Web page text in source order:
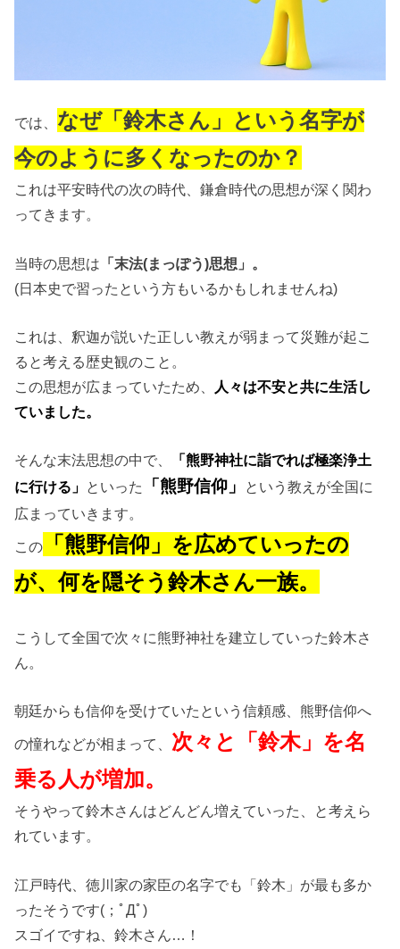
では、 なぜ「鈴木さん」という名字が
今のように多くなったのか？
これは平安時代の次の時代、鎌倉時代の思想が深く関わ
ってきます。
当時の思想は 「末法(まっぽう)思想」。
(日本史で習ったという方もいるかもしれませんね)
これは、釈迦が説いた正しい教えが弱まって災難が起こ
ると考える歴史観のこと。
この思想が広まっていたため、
人々は不安と共に生活し
ていました。
そんな末法思想の中で、
「熊野神社に詣でれば極楽浄土
に行ける」 といった 「熊野信仰」
という教えが全国に
広まっていきます。
この
「熊野信仰」を広めていったの
が、何を隠そう鈴木さん一族。
こうして全国で次々に熊野神社を建立していった鈴木さ
ん。
朝廷からも信仰を受けていたという信頼感、熊野信仰へ
の憧れなどが相まって、 次々と「鈴木」を名
乗る人が増加。
そうやって鈴木さんはどんどん増えていった、と考えら
れています。
江戸時代、徳川家の家臣の名字でも「鈴木」が最も多か
ったそうです(；ﾟДﾟ)
スゴイですね、鈴木さん…！